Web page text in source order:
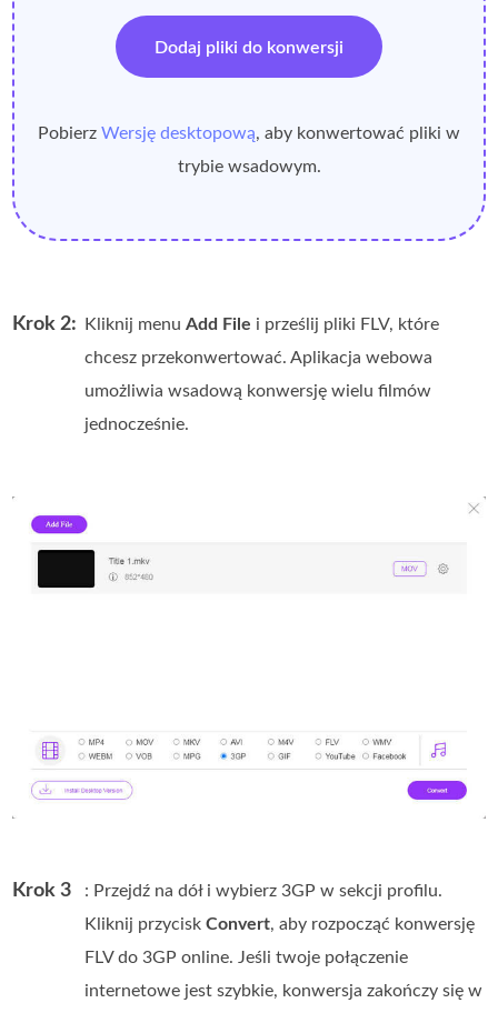
Dodaj pliki do konwersji
Pobierz Wersję desktopową, aby konwertować pliki w
trybie wsadowym.
Krok 2: Kliknij menuAdd File i prześlij pliki FLV, które
chcesz przekonwertować. Aplikacja webowa
umożliwia wsadową konwersję wielu filmów
jednocześnie.
Krok 3
: Przejdź na dół i wybierz 3GP w sekcji profilu.
Kliknij przyciskConvert, aby rozpocząć konwersję
FLV do 3GP online. Jeśli twoje połączenie
internetowe jest szybkie, konwersja zakończy się w